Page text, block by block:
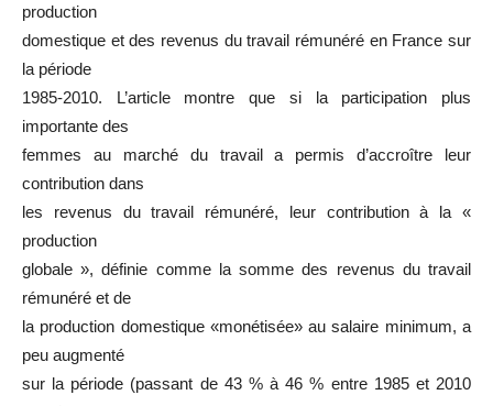
production
domestique et des revenus du travail rémunéré en France sur
la période
1985-2010. L’article montre que si la participation plus
importante des
femmes au marché du travail a permis d’accroître leur
contribution dans
les revenus du travail rémunéré, leur contribution à la «
production
globale », définie comme la somme des revenus du travail
rémunéré et de
la production domestique «monétisée» au salaire minimum, a
peu augmenté
sur la période (passant de 43 % à 46 % entre 1985 et 2010